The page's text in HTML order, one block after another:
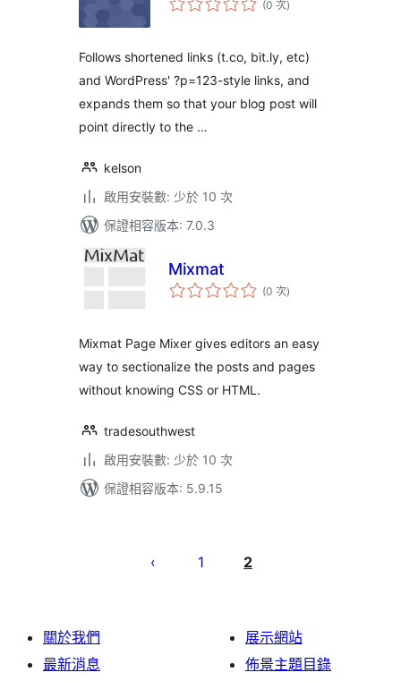
(0 次分)
Follows shortened links (t.co, bit.ly, etc)
and WordPress' ?p=123-style links, and
expands them so that your blog post will
point directly to the …
kelson
啟用安裝數: 少於 10 次
保證相容版本: 7.0.3
Mixmat
(0 次評
分)
Mixmat Page Mixer gives editors an easy
way to sectionalize the posts and pages
without knowing CSS or HTML.
tradesouthwest
啟用安裝數: 少於 10 次
保證相容版本: 5.9.15
1 2
關於我們
最新消息
展示網站
佈景主題目錄